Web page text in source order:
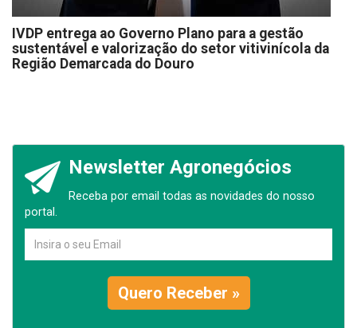
IVDP entrega ao Governo Plano para a gestão
sustentável e valorização do setor vitivinícola da
Região Demarcada do Douro
Newsletter Agronegócios
Receba por email todas as novidades do nosso
portal.
Quero Receber »